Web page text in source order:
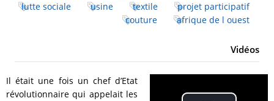
lutte sociale
usine textile
projet participatif
couture
afrique de l ouest
Vidéos
Il était une fois un chef d’Etat
révolutionnaire qui appelait les